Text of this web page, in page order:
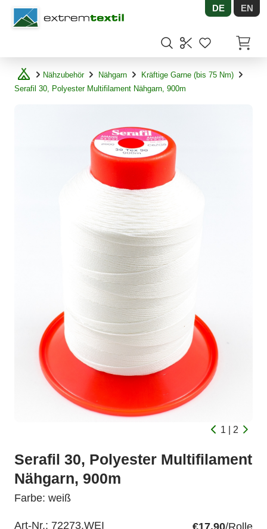
Shopware DE EN
Nähzubehör Nähgarn
Kräftige Garne (bis 75 Nm)
Serafil 30, Polyester Multifilament Nähgarn, 900m
1 | 2
Serafil 30, Polyester Multifilament
Nähgarn, 900m
Farbe: weiß
Art-Nr.: 72273.WEI